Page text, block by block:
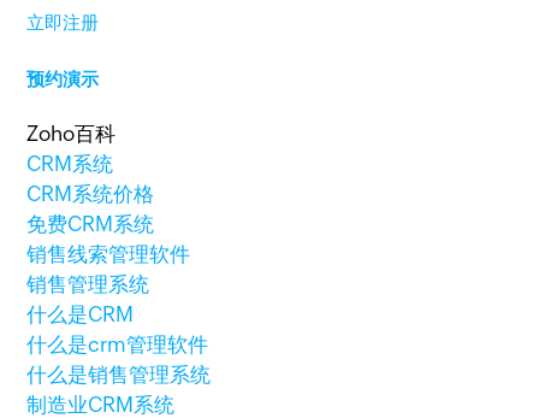
立即注册
预约演示
Zoho百科
CRM系统
CRM系统价格
免费CRM系统
销售线索管理软件
销售管理系统
什么是CRM
什么是crm管理软件
什么是销售管理系统
制造业CRM系统